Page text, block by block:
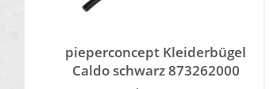
pieperconcept Kleiderbügel
Caldo schwarz 873262000